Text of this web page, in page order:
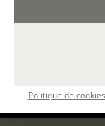
Politique de cookies
2700 €